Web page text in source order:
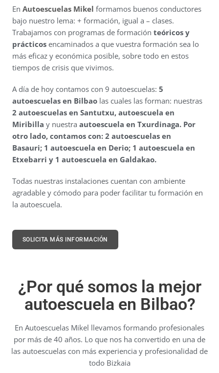
En Autoescuelas Mikel formamos buenos conductores
bajo nuestro lema: + formación, igual a – clases.
Trabajamos con programas de formación teóricos y
prácticos encaminados a que vuestra formación sea lo
más eficaz y económica posible, sobre todo en estos
tiempos de crisis que vivimos.
A día de hoy contamos con 9 autoescuelas: 5
autoescuelas en Bilbao las cuales las forman: nuestras
2 autoescuelas en Santutxu, autoescuela en
Miribilla y nuestra autoescuela en Txurdinaga. Por
otro lado, contamos con: 2 autoescuelas en
Basauri; 1 autoescuela en Derio; 1 autoescuela en
Etxebarri y 1 autoescuela en Galdakao.
Todas nuestras instalaciones cuentan con ambiente
agradable y cómodo para poder facilitar tu formación en
la autoescuela.
SOLICITA MÁS INFORMACIÓN
¿Por qué somos la mejor
autoescuela en Bilbao?
En Autoescuelas Mikel llevamos formando profesionales
por más de 40 años. Lo que nos ha convertido en una de
las autoescuelas con más experiencia y profesionalidad de
todo Bizkaia